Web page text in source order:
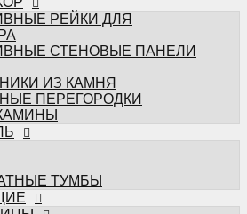
столешницы (на
ДСП)
из искусственного камня
из кварца
ФАСАДЫ
МЕБАСО
В ПЛАСТИКЕ
Фасады CLEAF
Фасады FENIX
Фасады MATTELUX
Фасады ARPA
Фасады AGT
РЕЙКИ ДЛЯ
СТЕНОВЫЕ ПАНЕЛИ
ИЗ КАМНЯ
ПЕРЕГОРОДКИ
ТУМБЫ